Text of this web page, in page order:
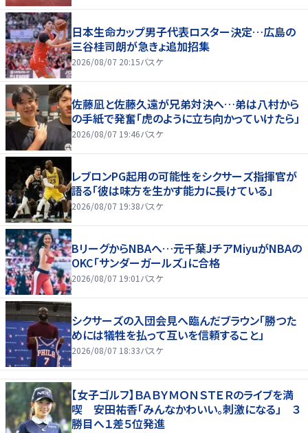
日本生命カップ男子代表ロスター決定…広島の
三谷桂司朗が急きょ追加招集
2026/08/07 20:15バスケ
佐藤凪と佐藤久遠が兄弟対決へ…弟は八村から
の手紙で発奮「虎のように立ち向かっていけたら」
2026/08/07 19:46バスケ
レブロンPG起用の可能性をシクサーズ指揮官が
語る「彼は味方を生かす能力に長けている」
2026/08/07 19:38バスケ
BリーグからNBAへ…元千葉JチアMiyuがNBAの
OKC「サンダーガールズ」に合格
2026/08/07 19:01 バスケ
シクサーズの入団会見へ臨んだブラウン「勝つた
めには犠牲を払って互いを信頼すること」
2026/08/07 18:33バスケ
【女子ゴルフ】ＢＡＢＹＭＯＮＳＴＥＲのライブを満
喫 安田祐香「みんなかわいい。刺激になる」 ３
勝目へ１差５位発進